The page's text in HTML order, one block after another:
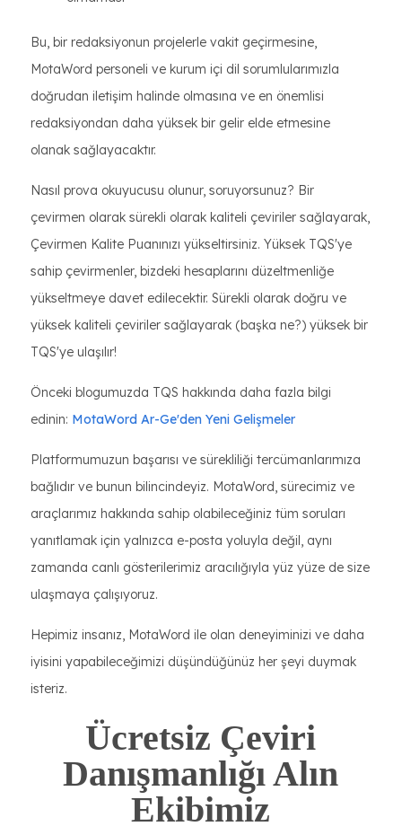
Bu, bir redaksiyonun projelerle vakit geçirmesine,
MotaWord personeli ve kurum içi dil sorumlularımızla
doğrudan iletişim halinde olmasına ve en önemlisi
redaksiyondan daha yüksek bir gelir elde etmesine
olanak sağlayacaktır.
Nasıl prova okuyucusu olunur, soruyorsunuz? Bir
çevirmen olarak sürekli olarak kaliteli çeviriler sağlayarak,
Çevirmen Kalite Puanınızı yükseltirsiniz. Yüksek TQS'ye
sahip çevirmenler, bizdeki hesaplarını düzeltmenliğe
yükseltmeye davet edilecektir. Sürekli olarak doğru ve
yüksek kaliteli çeviriler sağlayarak (başka ne?) yüksek bir
TQS'ye ulaşılır!
Önceki blogumuzda TQS hakkında daha fazla bilgi
edinin: MotaWord Ar-Ge'den Yeni Gelişmeler
Platformumuzun başarısı ve sürekliliği tercümanlarımıza
bağlıdır ve bunun bilincindeyiz. MotaWord, sürecimiz ve
araçlarımız hakkında sahip olabileceğiniz tüm soruları
yanıtlamak için yalnızca e-posta yoluyla değil, aynı
zamanda canlı gösterilerimiz aracılığıyla yüz yüze de size
ulaşmaya çalışıyoruz.
Hepimiz insanız, MotaWord ile olan deneyiminizi ve daha
iyisini yapabileceğimizi düşündüğünüz her şeyi duymak
isteriz.
Ücretsiz Çeviri
Danışmanlığı Alın
Ekibimiz